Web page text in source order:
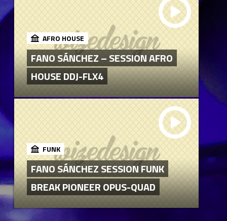
AFRO HOUSE
FANO SÁNCHEZ – SESSION AFRO
HOUSE DDJ-FLX4
FUNK
FANO SÁNCHEZ SESSION FUNK
BREAK PIONEER OPUS-QUAD